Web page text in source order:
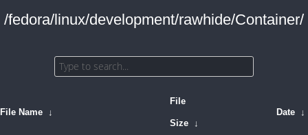
/fedora/linux/development/rawhide/Container/
File Name ↓
File
Size ↓
Date ↓